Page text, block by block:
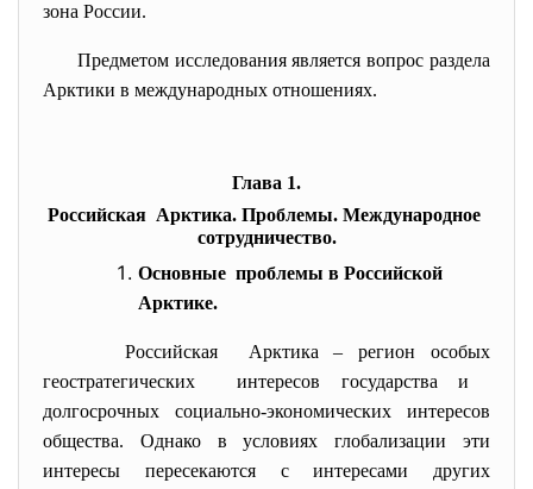
зона России.
Предметом исследования является вопрос раздела
Арктики в международных отношениях.
Глава 1.
Российская Арктика. Проблемы. Международное
сотрудничество.
Основные проблемы в Российской
Арктике.
Российская Арктика – регион особых
геостратегических интересов государства и
долгосрочных социально-экономических интересов
общества. Однако в условиях глобализации эти
интересы пересекаются с интересами других